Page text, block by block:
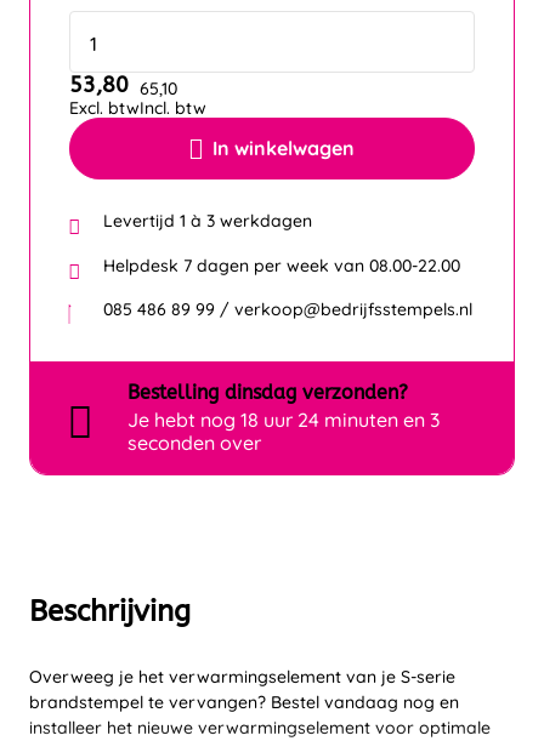
Beschrijving
Overweeg je het verwarmingselement van je S-serie
brandstempel te vervangen? Bestel vandaag nog en
installeer het nieuwe verwarmingselement voor optimale
In winkelwagen
53,80
Excl. btw
65,10
Incl. btw
Levertijd 1 à 3 werkdagen
Helpdesk 7 dagen per week van 08.00-22.00
085 486 89 99 / verkoop@bedrijfsstempels.nl
Bestelling dinsdag verzonden?
Je hebt nog 18 uur 24 minuten en 3
seconden over